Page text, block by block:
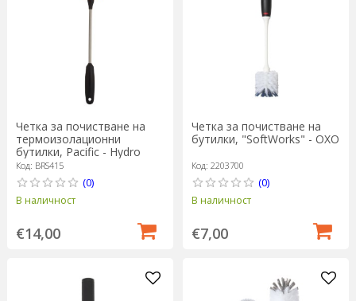
Четка за почистване на
термоизолационни
бутилки, Pacific - Hydro
Flask
Код: BRS415
(0)
В наличност
€14,00
Четка за почистване на
бутилки, "SoftWorks" - OXO
Код: 2203700
(0)
В наличност
€7,00